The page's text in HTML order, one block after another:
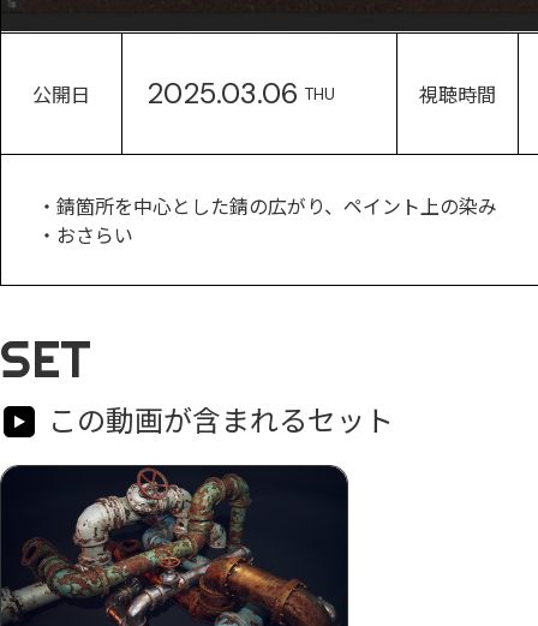
公開日 2025.03.06 THU 視聴時間
・錆箇所を中心とした錆の広がり、ペイント上の染み
・おさらい
SET
この動画が含まれるセット